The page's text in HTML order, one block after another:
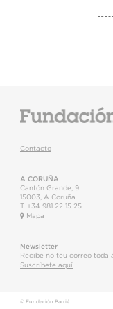
Contacto
A CORUÑA
Cantón Grande, 9
15003
A Coruña
T. +34 981 22 15 25
Mapa
Newsletter
Recibe no teu correo toda
Suscríbete aquí
© Fundación Barrié